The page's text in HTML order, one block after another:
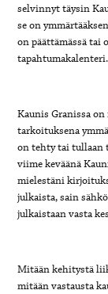
selvinnyt täysin
se on
on päättämässä tai
tapahtumakalenteri.
Kaunis Granissa
tarkoituksena
on tehty tai tullaan
viime keväänä
mielestäni
julkaista, sain
julkaistaan vasta
Mitään kehitystä
mitään vastausta